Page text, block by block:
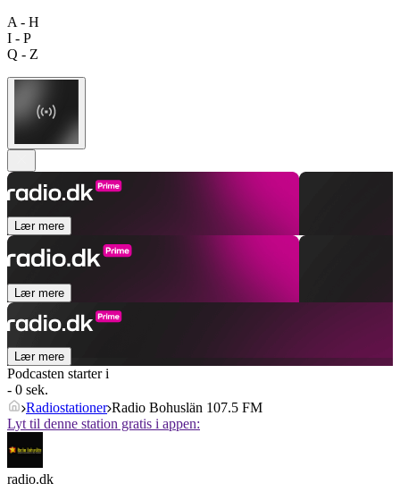
A - H
I - P
Q - Z
Lær mere
Lær mere
Lær mere
Podcasten starter i
- 0 sek.
Radiostationer Radio Bohuslän 107.5 FM
Lyt til denne station gratis i appen:
radio.dk